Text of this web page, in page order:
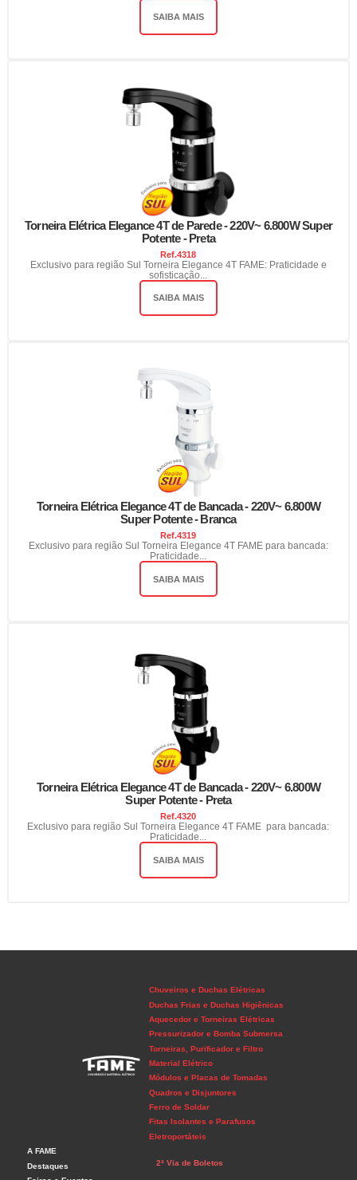
SAIBA MAIS
Torneira Elétrica Elegance 4T de Parede - 220V~ 6.800W Super
Potente - Preta
Ref.4318
Exclusivo para região Sul Torneira Elegance 4T FAME: Praticidade e
sofisticação...
SAIBA MAIS
Torneira Elétrica Elegance 4T de Bancada - 220V~ 6.800W
Super Potente - Branca
Ref.4319
Exclusivo para região Sul Torneira Elegance 4T FAME para bancada:
Praticidade...
SAIBA MAIS
Torneira Elétrica Elegance 4T de Bancada - 220V~ 6.800W
Super Potente - Preta
Ref.4320
Exclusivo para região Sul Torneira Elegance 4T FAME para bancada:
Praticidade...
SAIBA MAIS
Chuveiros e Duchas Elétricas
Duchas Frias e Duchas Higiênicas
Aquecedor e Torneiras Elétricas
Pressurizador e Bomba Submersa
Torneiras, Purificador e Filtro
Material Elétrico
Módulos e Placas de Tomadas
Quadros e Disjuntores
Ferro de Soldar
Fitas Isolantes e Parafusos
Eletroportáteis
A FAME
Destaques
2ª Via de Boletos